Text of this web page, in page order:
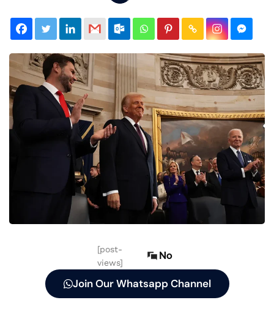
[post-
views]
No
Join Our Whatsapp Channel